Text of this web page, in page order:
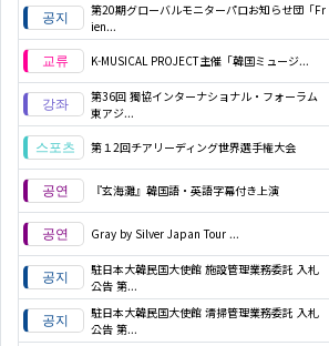
第20期グローバルモニターパロお知らせ団「Fr
ien...
K-MUSICAL PROJECT主催「韓国ミュージ...
第36回 獨協インターナショナル・フォーラム
東アジ...
第１2回チアリーディング世界選手権大会
『玄海灘』韓国語・英語字幕付き上演
Gray by Silver Japan Tour ...
駐日本大韓民国大使館 施設管理業務委託 入札
公告 第...
駐日本大韓民国大使館 清掃管理業務委託 入札
公告 第...